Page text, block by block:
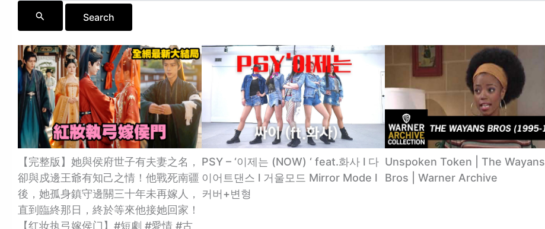
【完整版】她與侯府世子有夫妻之名，
卻與戍邊王爺有知己之情！他戰死南疆
後，她孤身鎮守邊關三十年未再嫁人，
直到臨終那日，終於等來他接她回家！
【红妆执弓嫁侯门】#短劇 #愛情 #古
PSY – ‘이제는 (NOW) ‘ feat.화사 l 다
이어트댄스 l 거울모드 Mirror Mode l
커버+변형
Unspoken Token | The Wayans
Bros | Warner Archive